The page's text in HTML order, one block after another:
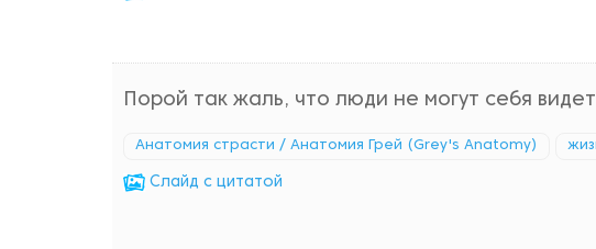
Порой так жаль, что люди не могут себя
Анатомия страсти / Анатомия Грей (Grey's Anatomy)
Cлайд с цитатой